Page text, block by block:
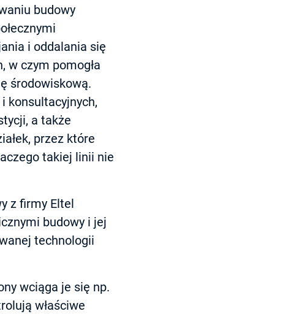
budowy
i oddalania się
w czym pomogła
środowiskową.
konsultacyjnych,
a także
przez które
takiej linii nie
z firmy Eltel
budowy i jej
technologii
wciąga je się np.
właściwe